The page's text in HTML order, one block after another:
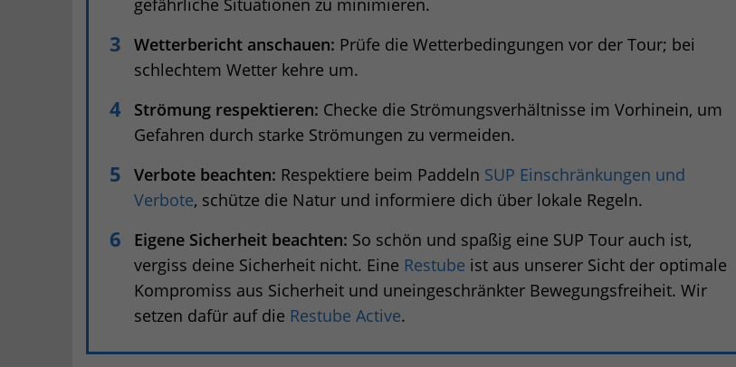
Wetterbericht anschauen: Prüfe die Wetterbedingungen vor der Tour; bei
schlechtem Wetter kehre um.
Strömung respektieren: Checke die Strömungsverhältnisse im Vorhinein, um
Gefahren durch starke Strömungen zu vermeiden.
Verbote beachten: Respektiere beim Paddeln SUP Einschränkungen und
Verbote, schütze die Natur und informiere dich über lokale Regeln.
Eigene Sicherheit beachten: So schön und spaßig eine SUP Tour auch ist,
vergiss deine Sicherheit nicht. Eine Restube ist aus unserer Sicht der optimale
Kompromiss aus Sicherheit und uneingeschränkter Bewegungsfreiheit. Wir
setzen dafür auf die Restube Active.